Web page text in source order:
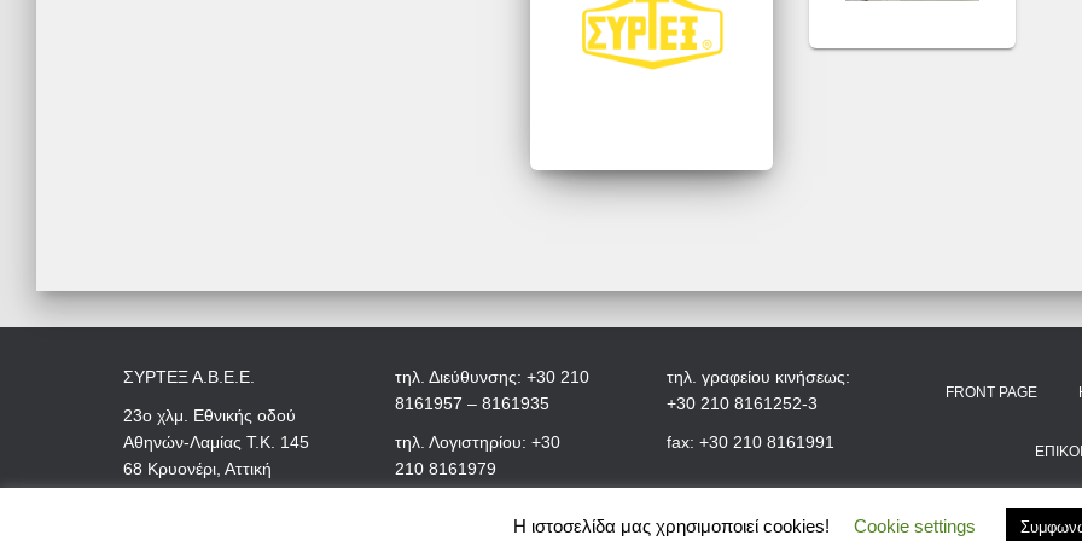
ΣΥΡΤΕΞ Α.Β.Ε.Ε.
23ο χλμ. Εθνικής οδού
Αθηνών-Λαμίας Τ.Κ. 145
68 Κρυονέρι, Αττική
τηλ. Διεύθυνσης: +30 210
8161957 – 8161935
τηλ. Λογιστηρίου: +30
210 8161979
τηλ. γραφείου κινήσεως:
+30 210 8161252-3
fax: +30 210 8161991
FRONT PAGE
Η ιστοσελίδα μας χρησιμοποιεί cookies! Cookie settings